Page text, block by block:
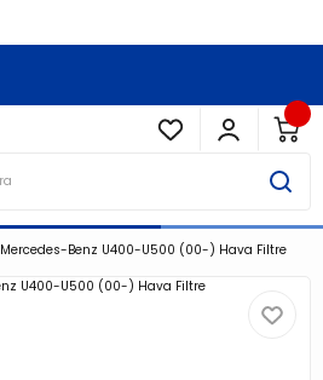
Mercedes-Benz U400-U500 (00-) Hava Filtre